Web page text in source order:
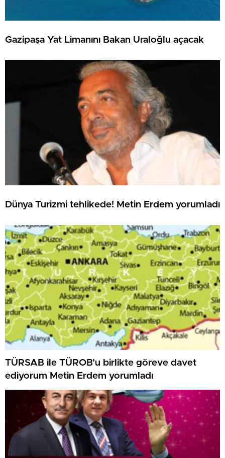
Gazipaşa Yat Limanını Bakan Uraloğlu açacak
Dünya Turizmi tehlikede! Metin Erdem yorumladı
TÜRSAB ile TÜROB’u birlikte göreve davet
ediyorum Metin Erdem yorumladı